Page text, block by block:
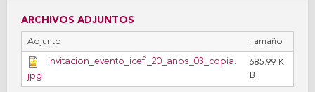
ARCHIVOS ADJUNTOS
Adjunto Tamaño
invitacion_evento_icefi_20_anos_03_copia.
jpg
685.99 K
B